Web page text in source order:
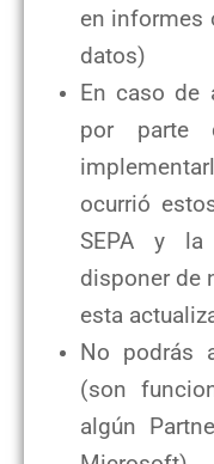
en informes
datos)
En caso de
por parte
ocurrió
SEPA y
disponer de
esta
No podrás
(son
algún